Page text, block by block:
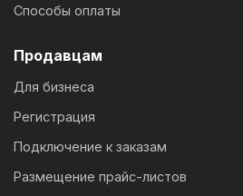
Способы оплаты
Продавцам
Для бизнеса
Регистрация
Подключение к заказам
Размещение прайс-листов